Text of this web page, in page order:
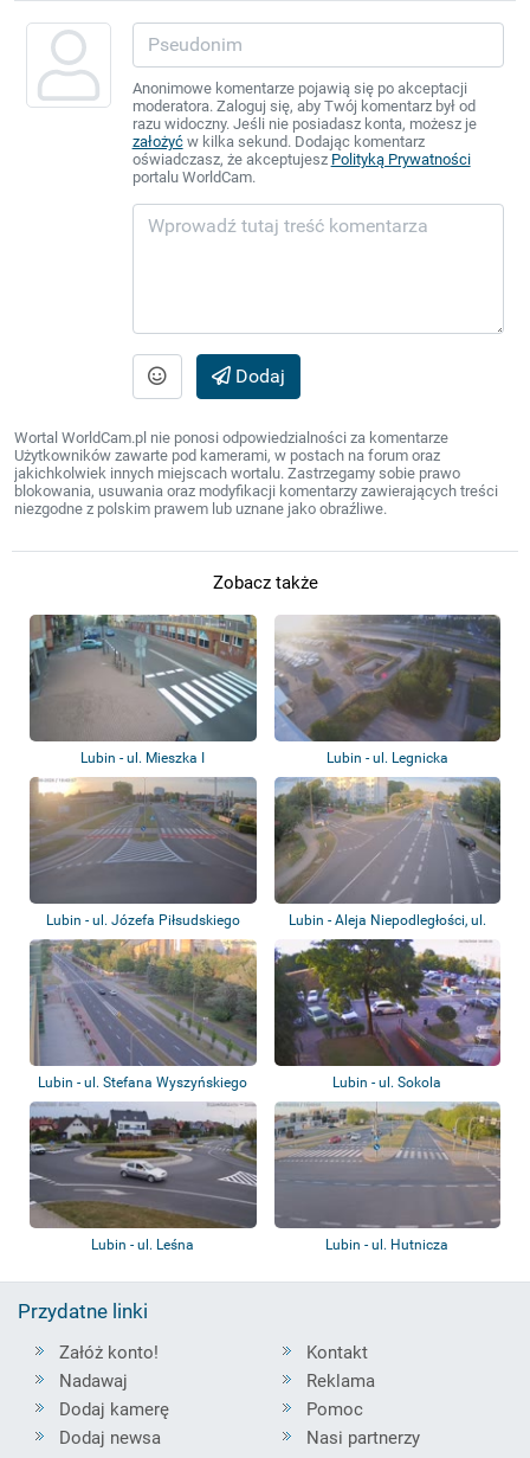
Anonimowe komentarze pojawią się po akceptacji
moderatora. Zaloguj się, aby Twój komentarz był od
razu widoczny. Jeśli nie posiadasz konta, możesz je
założyćw kilka sekund. Dodając komentarz
oświadczasz, że akceptujesz Polityką Prywatności
portalu WorldCam.
Dodaj
Wortal WorldCam.pl nie ponosi odpowiedzialności za komentarze
Użytkowników zawarte pod kamerami, w postach na forum oraz
jakichkolwiek innych miejscach wortalu. Zastrzegamy sobie prawo
blokowania, usuwania oraz modyfikacji komentarzy zawierających treści
niezgodne z polskim prawem lub uznane jako obraźliwe.
Zobacz także
Lubin - ul. Mieszka I Lubin - ul. Legnicka
Lubin - ul. Józefa Piłsudskiego
Lubin - Aleja Niepodległości, ul.
Kilińs...
Lubin - ul. Stefana Wyszyńskiego Lubin - ul. Sokola
Lubin - ul. Leśna Lubin - ul. Hutnicza
Przydatne linki
Załóż konto!
Nadawaj
Dodaj kamerę
Dodaj newsa
Kontakt
Reklama
Pomoc
Nasi partnerzy